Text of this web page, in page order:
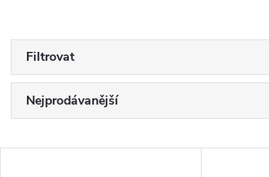
Filtrovat
Ř
a
Nejprodávanější